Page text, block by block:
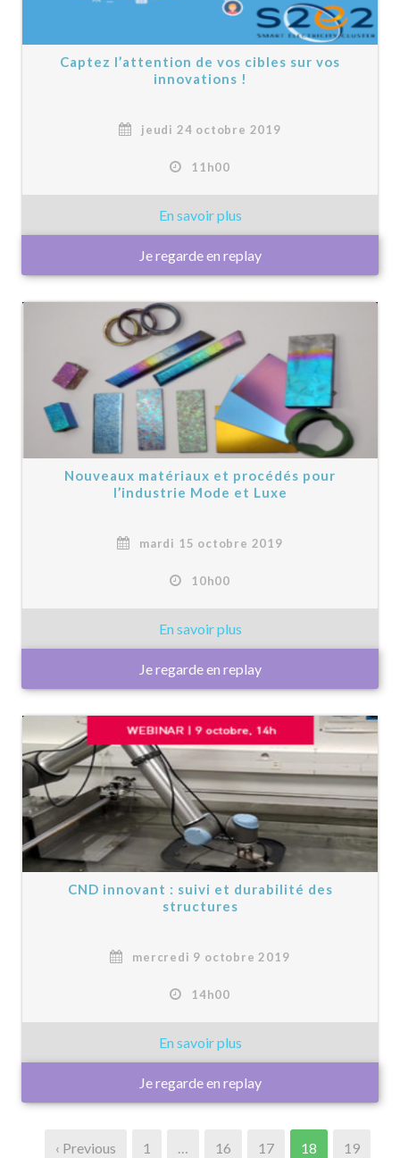
Captez l’attention de vos cibles sur vos
innovations !
jeudi 24 octobre 2019
11h00
Je regarde en replay
Nouveaux matériaux et procédés pour
l’industrie Mode et Luxe
mardi 15 octobre 2019
10h00
Je regarde en replay
CND innovant : suivi et durabilité des
structures
mercredi 9 octobre 2019
14h00
Je regarde en replay
‹ Previous 1 … 16 17 18 19